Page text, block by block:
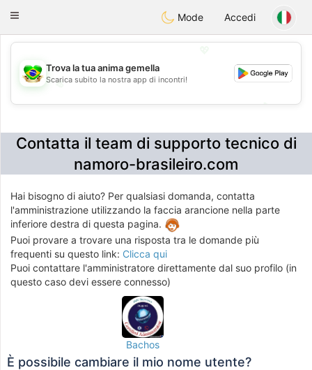
Conversar
Toggle
Mode Accedi
💖
💕
Trova la tua anima gemella
Scarica subito la nostra app di incontri!
Contatta il team di supporto tecnico di
namoro-brasileiro.com
Hai bisogno di aiuto? Per qualsiasi domanda, contatta
l'amministrazione utilizzando la faccia arancione nella parte
inferiore destra di questa pagina.
Puoi provare a trovare una risposta tra le domande più
frequenti su questo link: Clicca qui
Puoi contattare l'amministratore direttamente dal suo profilo (in
questo caso devi essere connesso)
Bachos
È possibile cambiare il mio nome utente?